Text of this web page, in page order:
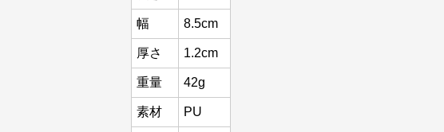
幅 8.5cm
厚さ 1.2cm
重量 42g
素材 PU